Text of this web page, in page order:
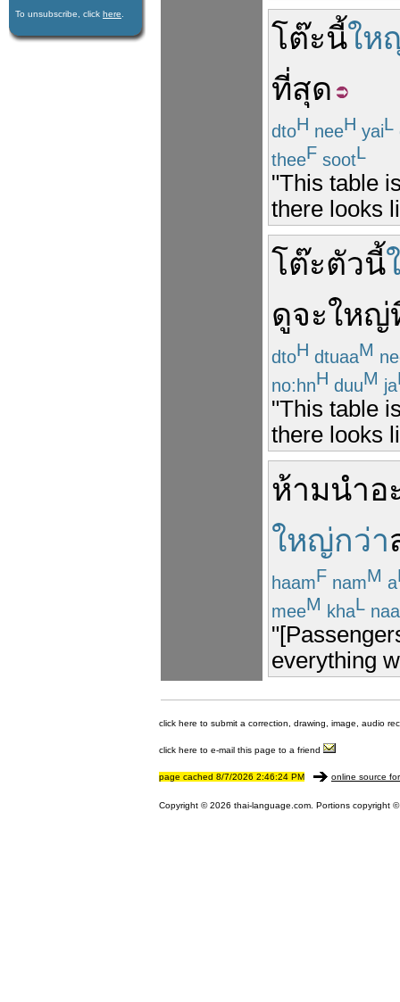
To unsubscribe, click here
โต๊ะนี้ให
ที่สุด
dtoH neeH yaiL
theeF sootL
"This table
there looks
โต๊ะตัวนี้
ดูจะใหญ่
dtoH dtuaaM
no:hnH duuM ja
"This table
there looks
ห้ามนำอ
ใหญ่กว่า
haamF namM a
meeM khaL
everything
click here to submit a correction, drawing, image, audio
click here to e-mail this page to a friend
page cached 8/7/2026 2:46:24 PM online source
Copyright © 2026 thai-language.com. Portions copyright